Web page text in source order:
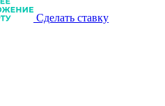
Сделать ставку